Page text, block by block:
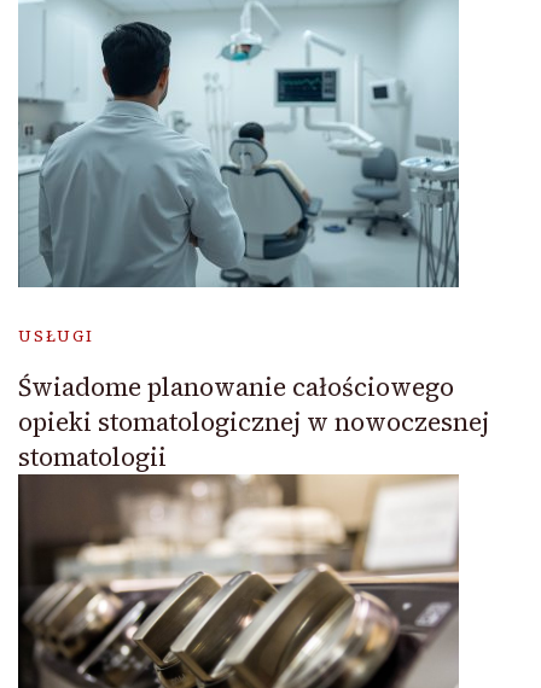
USŁUGI
Świadome planowanie całościowego
opieki stomatologicznej w nowoczesnej
stomatologii